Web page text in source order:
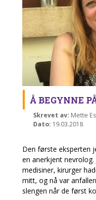
Å BEGYNNE
Skrevet av: Mette
Dato: 19.03.2018
Den første eksperten
en anerkjent nevrolog.
medisiner, kirurger
mitt, og nå var
slengen når de først